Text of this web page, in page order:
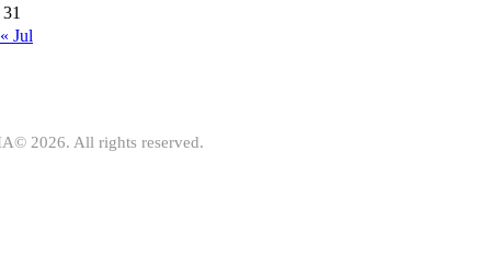
31
« Jul
2026. All rights reserved.